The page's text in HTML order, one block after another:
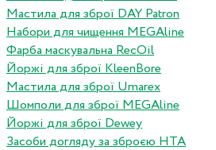
Мастила для зброї DAY Patron
Набори для чищення MEGAline
Фарба маскувальна RecOil
Йоржі для зброї KleenBore
Мастила для зброї Umarex
Шомполи для зброї MEGAline
Йоржі для зброї Dewey
Засоби догляду за зброєю HTA